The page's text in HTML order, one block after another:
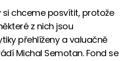
si chceme posvítit, protože
z nich jsou
přehlíženy a valuačně
Michal Semotan. Fond se